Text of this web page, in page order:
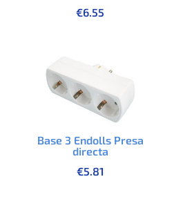
€6.55
Base 3 Endolls Presa
directa
€5.81